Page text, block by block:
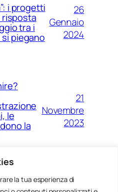
la tua esperienza di
i progetti
risposta
tra i
piegano
26
Gennaio
2024
le
la
21
Novembre
2023